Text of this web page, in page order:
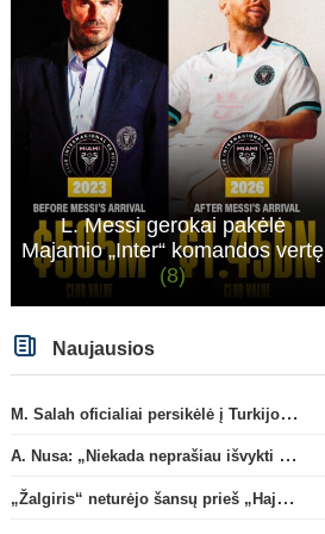
L. Messi gerokai pakėlė
Majamio „Inter“ komandos vertę
(8)
Naujausios
M. Salah oficialiai persikėlė į Turkijos ekipą „Trabzonspor“
A. Nusa: „Niekada neprašiau išvykti iš „RB Leipzig“ klubo“
„Žalgiris“ neturėjo šansų prieš „Hajduk“